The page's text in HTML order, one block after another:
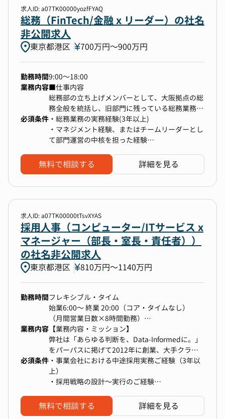
■スピード感と変革を求めるSaaS環境
経営企画やコンサルティングファームでの経験に
加え、財務・管理会計の知識を活かし、事業の数
字と向き合いながら本質的な課題解決に取り組む
ことで、ビジネスパーソンとしての市場価値を圧
倒的に高めることができます。
・経営の視点を意識しながら、組織課題の解決に
向けて機動的にアクションを取る経験を積める
・採用が事業成長のキードライバーになる場面は
多く、採用の影響力が大きいため、事業成長への
貢献を実感しながら採用に向き合える
・「企業としての魅力」を伝える手段は発展途上
ある
▼組織構成
HRBP統括部 Recruitingグループに所属します。
マネジャー含め10名弱の組織です。
変更の範囲：全ての業務への配置転換あり
求人ID: a07TK00000yozfFYAQ
総務（FinTech/金融 x リーダー）の社名
非公開求人
東京都港区 700万円〜900万円
勤務時間9:00〜18:00
業務内容■仕事内容
総務部の立ち上げメンバーとして、大阪拠点の総
務全般を統括し、旧部門に残っている総務業務
（ファシリティ等）を移管・確立すること
を主導します。将来的な多拠点展開を見据え、部
門の基盤構築と安定運営を担う役割です。
1. 総務機能の確立と業務移管（部門立ち上げ）
・法務コンプライアンス部などから、ファシリテ
務フローを設計し、マニュアル整備を通じて組織
として機能する仕組みを確立します。
・大阪に総務部の人材がいない現状を解消し、大
阪拠点の総務体制をゼロから構築・運営します。
2. 大阪拠点総務全般の統括と現場支援
・大阪拠点のオフィス環境、設備管理、備品管理
整備します。
・従業員の約8割が集中する大阪拠点において、
きめ細やかな総務サポートを提供し、現場の生産
性向上に貢献します。
・拠点における固定資産、消耗品の管理および業
者選定・購買手続きを統括します。
3. 経営サポートと多拠点展開への貢献
・東京の総務部長と連携し、株主総会、取締役会
などの重要会議体の運営実務をサポートします。
点）が発生した場合、現地調査、業者選定、開設
準備などに関与し、業務の標準化モデルを
必須条件 ・総務業務の実務経験(3年以上)
・マネジメント経験、またはチームリーダーとし
て部門運営の中核を担った経験
無料で相談する 詳細を見る
求人ID: a07TK00000tTsvXYAS
採用人事（コンピューター/ITサービス x
マネージャー（部長・室長・責任者））
の社名非公開求人
東京都港区 810万円〜1140万円
勤務時間フレキシブル・タイム
始業6:00～ 終業 20:00（コア・タイムなし）
（月間営業日数×8時間勤務）
休憩1時間（中抜け可能）
業務内容 【業務内容・ミッション】
弊社は「あらゆる判断を、Data-Informedに。」
をパーパスに掲げて2012年に創業、大手クライ
アント企業様と中長期支援の契約締結を梃子に業
績を拡大いたしました。
術系人材や、クライアント向けビジネスプロジェ
クトにおけるプロジェクトマネジメント人材の採
必須条件 ・事業会社における中途採用実務ご経験（3年以
上）
・採用戦略の設計〜実行のご経験
団形成施策の推進経験
・エンジニアや開発案件のプロジェクトマネージ
無料で相談する 詳細を見る